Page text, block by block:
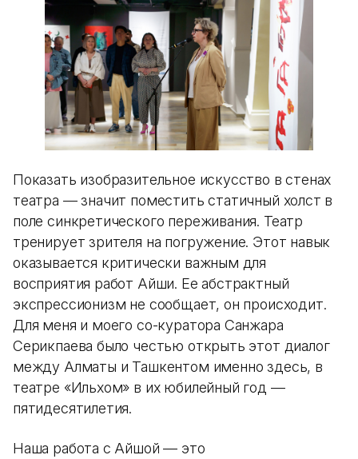
Показать изобразительное искусство в стенах
театра — значит поместить статичный холст в
поле синкретического переживания. Театр
тренирует зрителя на погружение. Этот навык
оказывается критически важным для
восприятия работ Айши. Ее абстрактный
экспрессионизм не сообщает, он происходит.
Для меня и моего со-куратора Санжара
Серикпаева было честью открыть этот диалог
между Алматы и Ташкентом именно здесь, в
театре «Ильхом» в их юбилейный год —
пятидесятилетия.
Наша работа с Айшой — это